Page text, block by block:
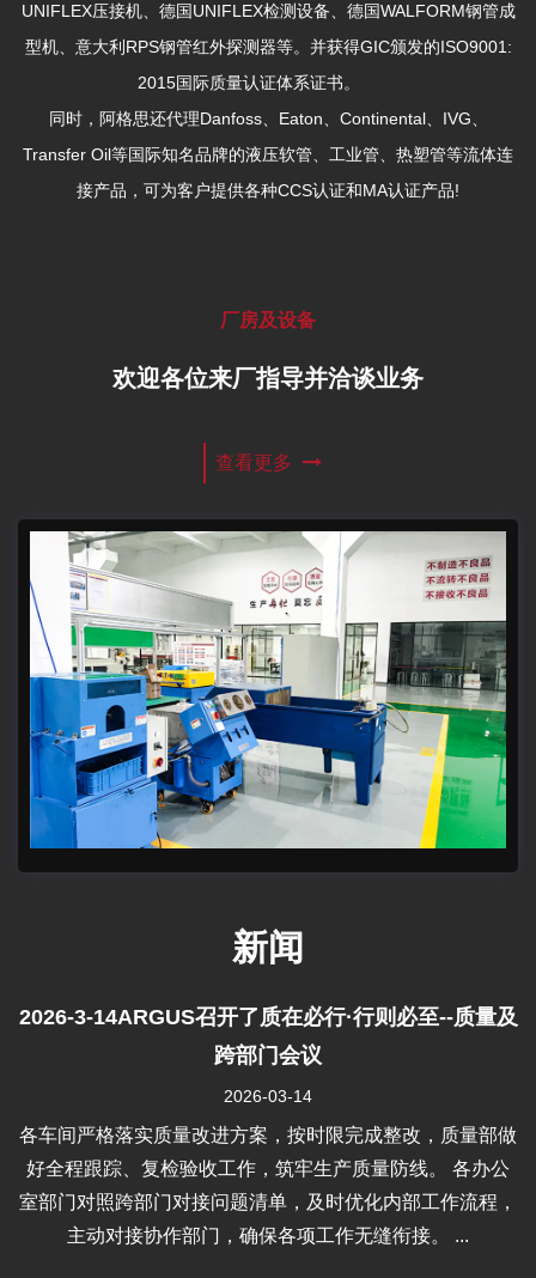
UNIFLEX压接机、德国UNIFLEX检测设备、德国WALFORM钢管成
型机、意大利RPS钢管红外探测器等。并获得GIC颁发的ISO9001:
2015国际质量认证体系证书。
同时，阿格思还代理Danfoss、Eaton、Continental、IVG、
Transfer Oil等国际知名品牌的液压软管、工业管、热塑管等流体连
接产品，可为客户提供各种CCS认证和MA认证产品!
厂房及设备
欢迎各位来厂指导并洽谈业务
查看更多
新闻
2026-3-14ARGUS召开了质在必行·行则必至--质量及
跨部门会议
2026-03-14
各车间严格落实质量改进方案，按时限完成整改，质量部做
好全程跟踪、复检验收工作，筑牢生产质量防线。 各办公
室部门对照跨部门对接问题清单，及时优化内部工作流程，
主动对接协作部门，确保各项工作无缝衔接。 ...